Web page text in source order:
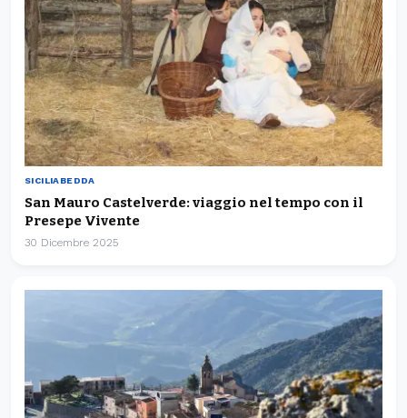
SICILIABEDDA
San Mauro Castelverde: viaggio nel tempo con il
Presepe Vivente
30 Dicembre 2025